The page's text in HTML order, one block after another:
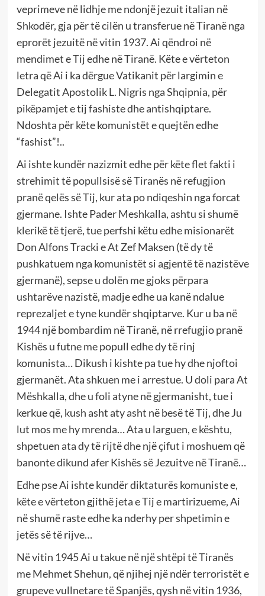
veprimeve në lidhje me ndonjë jezuit italian në
Shkodër, gja për të cilën u transferue në Tiranë nga
eprorët jezuitë në vitin 1937. Ai qëndroi në
mendimet e Tij edhe në Tiranë. Këte e vërteton
letra që Ai i ka dërgue Vatikanit për largimin e
Delegatit Apostolik L. Nigris nga Shqipnia, për
pikëpamjet e tij fashiste dhe antishqiptare.
Ndoshta për këte komunistët e quejtën edhe
“fashist”!..
Ai ishte kundër nazizmit edhe për këte flet fakti i
strehimit të popullsisë së Tiranës në refugjion
pranë qelës së Tij, kur ata po ndiqeshin nga forcat
gjermane. Ishte Pader Meshkalla, ashtu si shumë
klerikë të tjerë, tue perfshi këtu edhe misionarët
Don Alfons Tracki e At Zef Maksen (të dy të
pushkatuem nga komunistët si agjentë të nazistëve
gjermanë), sepse u dolën me gjoks përpara
ushtarëve nazistë, madje edhe ua kanë ndalue
reprezaljet e tyne kundër shqiptarve. Kur u ba në
1944 një bombardim në Tiranë, në rrefugjio pranë
Kishës u futne me popull edhe dy të rinj
komunista… Dikush i kishte pa tue hy dhe njoftoi
gjermanët. Ata shkuen me i arrestue. U doli para At
Mëshkalla, dhe u foli atyne në gjermanisht, tue i
kerkue që, kush asht aty asht në besë të Tij, dhe Ju
lut mos me hy mrenda… Ata u larguen, e kështu,
shpetuen ata dy të rijtë dhe një çifut i moshuem që
banonte dikund afer Kishës së Jezuitve në Tiranë…
Edhe pse Ai ishte kundër diktaturës komuniste e,
këte e vërteton gjithë jeta e Tij e martirizueme, Ai
në shumë raste edhe ka nderhy per shpetimin e
jetës së të rijve…
Në vitin 1945 Ai u takue në një shtëpi të Tiranës
me Mehmet Shehun, që njihej një ndër terroristët e
grupeve vullnetare të Spanjës, qysh në vitin 1936,